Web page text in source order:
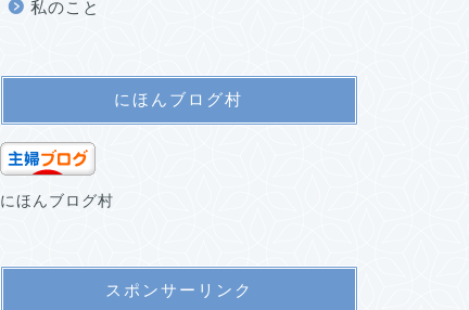
私のこと
にほんブログ村
にほんブログ村
スポンサーリンク